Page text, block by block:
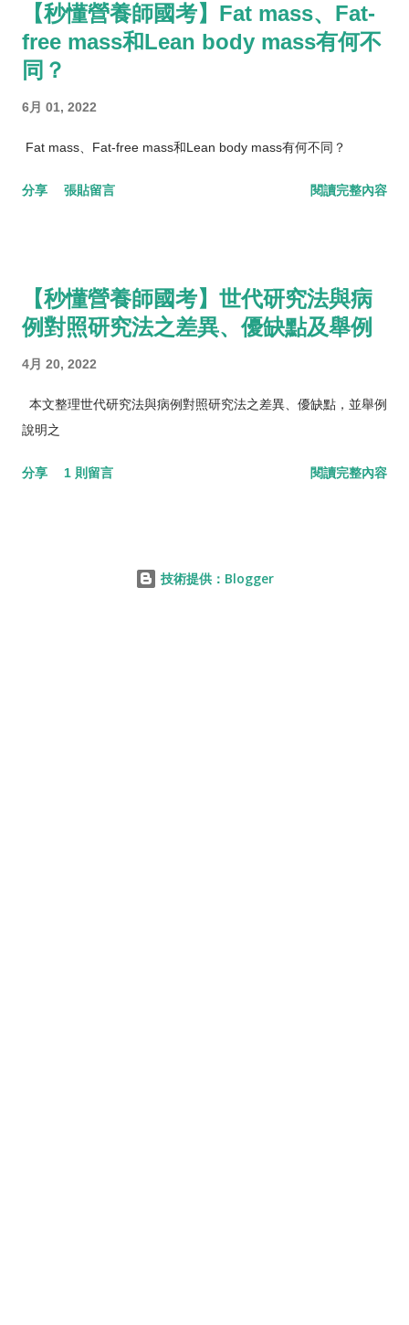
【秒懂營養師國考】Fat mass、Fat-
free mass和Lean body mass有何不
同？
6月 01, 2022
Fat mass、Fat-free mass和Lean body mass有何不同？
分享 張貼留言 閱讀完整內容
【秒懂營養師國考】世代研究法與病
例對照研究法之差異、優缺點及舉例
4月 20, 2022
本文整理世代研究法與病例對照研究法之差異、優缺點，並舉例
說明之
分享 1 則留言 閱讀完整內容
技術提供：Blogger